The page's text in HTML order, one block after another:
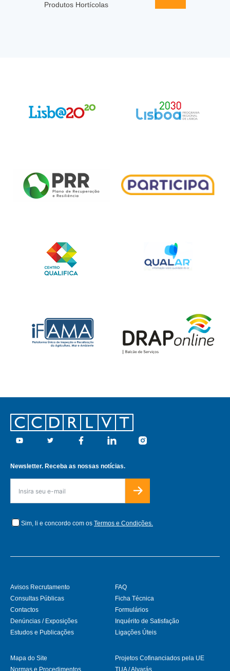
Produtos Hortícolas
Footer
Youtube Twitter Facebook Linkedin Instagram
Newsletter. Receba as nossas notícias.
Sim, li e concordo com os Termos e Condições.
Avisos Recrutamento
Consultas Públicas
Contactos
Denúncias / Exposições
Estudos e Publicações
FAQ
Ficha Técnica
Formulários
Inquérito de Satisfação
Ligações Úteis
Mapa do Site
Normas e Procedimentos
Projetos Cofinanciados pela UE
TUA / Alvarás